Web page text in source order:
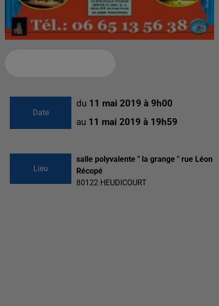
Date
du 11 mai 2019 à 9h00
au 11 mai 2019 à 19h59
Lieu
salle polyvalente " la grange " rue Léon
Récopé
80122 HEUDICOURT